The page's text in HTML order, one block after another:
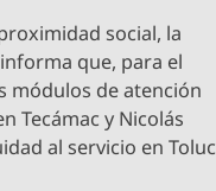
social, la
que, para el
módulos de atención
Tecámac y Nicolás
al servicio en